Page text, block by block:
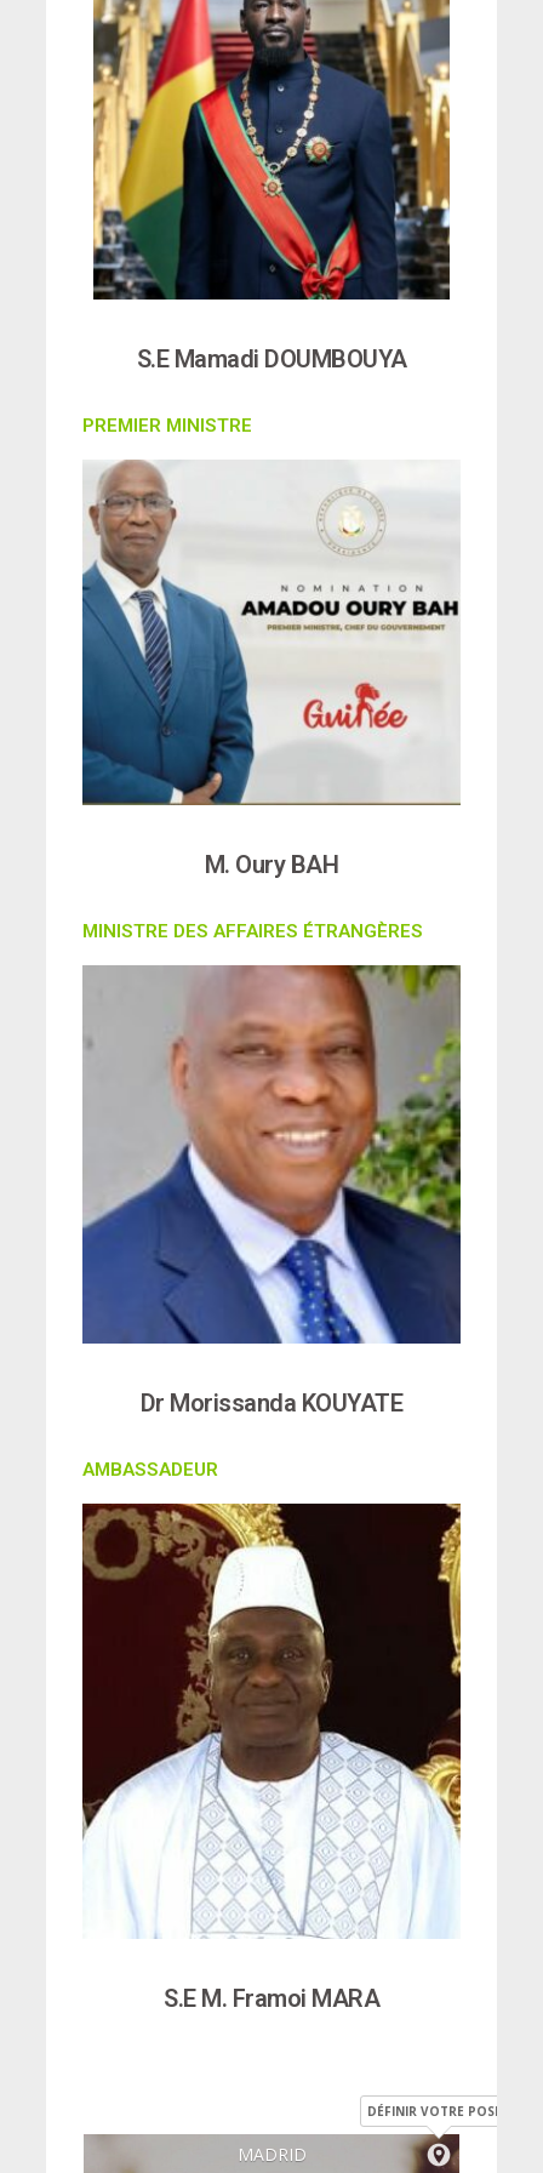
S.E Mamadi DOUMBOUYA
PREMIER MINISTRE
M. Oury BAH
MINISTRE DES AFFAIRES ÉTRANGÈRES
Dr Morissanda KOUYATE
AMBASSADEUR
S.E M. Framoi MARA
MADRID
DÉFINIR VOTRE POSITION